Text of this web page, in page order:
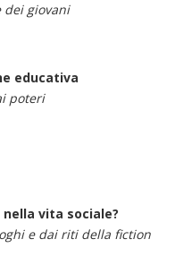
giovani
educativa
poteri
vita sociale?
e dai riti della fiction